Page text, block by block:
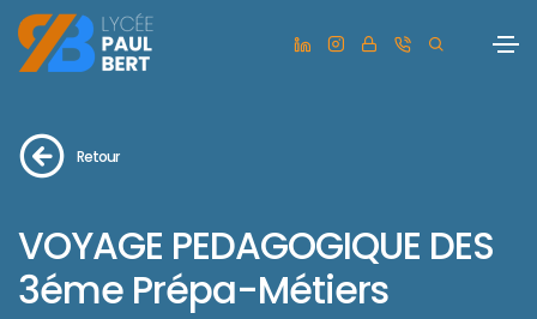
Retour
VOYAGE PEDAGOGIQUE DES
3éme Prépa-Métiers